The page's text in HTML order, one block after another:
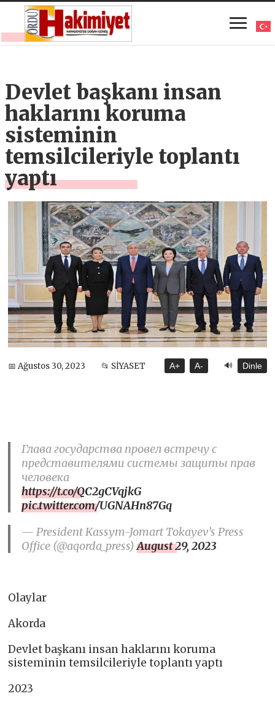
Devlet başkanı insan
haklarını koruma
sisteminin
temsilcileriyle toplantı
yaptı
📅 Ağustos 30, 2023 📂 SİYASET A+ A- 🔊 Dinle
Глава государства провел встречу с
представителями системы защиты прав
человека
https://t.co/QC2gCVqjkG
pic.twitter.com/UGNAHn87Gq
— President Kassym-Jomart Tokayev’s Press
Office (@aqorda_press)August 29, 2023
Olaylar
Akorda
Devlet başkanı insan haklarını koruma
sisteminin temsilcileriyle toplantı yaptı
2023